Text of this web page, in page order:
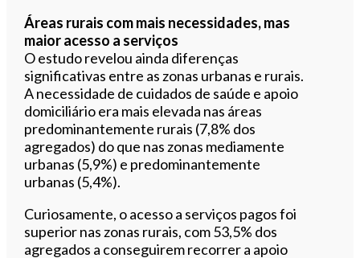
Áreas rurais com mais necessidades, mas
maior acesso a serviços
O estudo revelou ainda diferenças
significativas entre as zonas urbanas e rurais.
A necessidade de cuidados de saúde e apoio
domiciliário era mais elevada nas áreas
predominantemente rurais (7,8% dos
agregados) do que nas zonas mediamente
urbanas (5,9%) e predominantemente
urbanas (5,4%).
Curiosamente, o acesso a serviços pagos foi
superior nas zonas rurais, com 53,5% dos
agregados a conseguirem recorrer a apoio